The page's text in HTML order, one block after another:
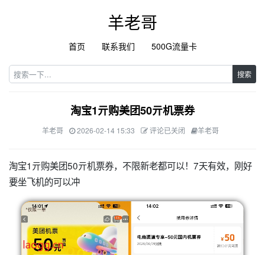
羊老哥
首页 联系我们 500G流量卡
搜索
淘宝1亓购美团50亓机票券
羊老哥 2026-02-14 15:33 评论已关闭 羊老哥
淘宝1亓购美团50亓机票券，不限新老都可以！7天有效，刚好
要坐飞机的可以冲